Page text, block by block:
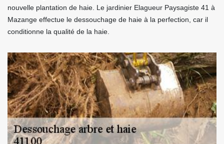
nouvelle plantation de haie. Le jardinier Elagueur Paysagiste 41 à
Mazange effectue le dessouchage de haie à la perfection, car il
conditionne la qualité de la haie.